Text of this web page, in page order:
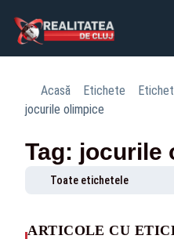
Acasă Etichete
jocurile olimpice
Tag: jocurile
Toate etichetele
ARTICOLE CU